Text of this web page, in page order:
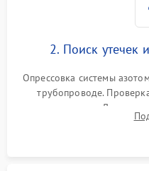
2. Поиск утечек
Опрессовка системы
трубопроводе.
течеискателем.
продувка капиллярной